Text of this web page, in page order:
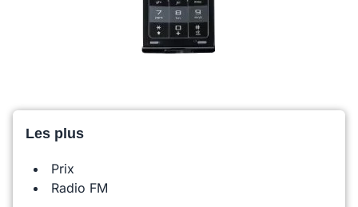
Les plus
Prix
Radio FM